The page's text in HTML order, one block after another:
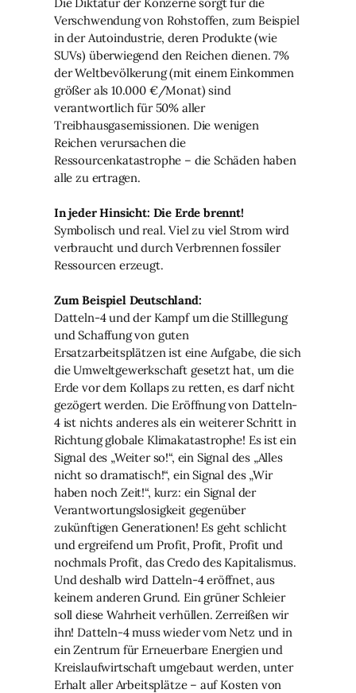
Verschwendung von Rohstoffen, zum Beispiel
in der Autoindustrie, deren Produkte (wie
SUVs) überwiegend den Reichen dienen. 7%
der Weltbevölkerung (mit einem Einkommen
größer als 10.000 €/Monat) sind
verantwortlich für 50% aller
Treibhausgasemissionen. Die wenigen
Reichen verursachen die
Ressourcenkatastrophe – die Schäden haben
alle zu ertragen.
In jeder Hinsicht: Die Erde brennt!
Symbolisch und real. Viel zu viel Strom wird
verbraucht und durch Verbrennen fossiler
Ressourcen erzeugt.
Zum Beispiel Deutschland:
Datteln-4 und der Kampf um die Stilllegung
und Schaffung von guten
Ersatzarbeitsplätzen ist eine Aufgabe, die sich
die Umweltgewerkschaft gesetzt hat, um die
Erde vor dem Kollaps zu retten, es darf nicht
gezögert werden. Die Eröffnung von Datteln-
4 ist nichts anderes als ein weiterer Schritt in
Richtung globale Klimakatastrophe! Es ist ein
Signal des „Weiter so!“, ein Signal des „Alles
nicht so dramatisch!“, ein Signal des „Wir
haben noch Zeit!“, kurz: ein Signal der
Verantwortungslosigkeit gegenüber
zukünftigen Generationen! Es geht schlicht
und ergreifend um Profit, Profit, Profit und
nochmals Profit, das Credo des Kapitalismus.
Und deshalb wird Datteln-4 eröffnet, aus
keinem anderen Grund. Ein grüner Schleier
soll diese Wahrheit verhüllen. Zerreißen wir
ihn! Datteln-4 muss wieder vom Netz und in
ein Zentrum für Erneuerbare Energien und
Kreislaufwirtschaft umgebaut werden, unter
Erhalt aller Arbeitsplätze – auf Kosten von